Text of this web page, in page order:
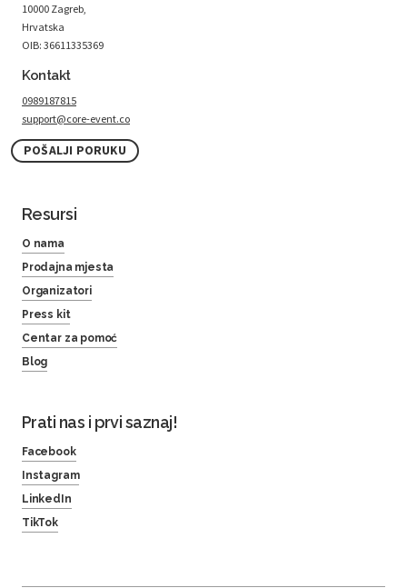
10000 Zagreb,
Hrvatska
OIB: 36611335369
Kontakt
0989187815
support@core-event.co
POŠALJI PORUKU
Resursi
O nama
Prodajna mjesta
Organizatori
Press kit
Centar za pomoć
Blog
Prati nas i prvi saznaj!
Facebook
Instagram
LinkedIn
TikTok